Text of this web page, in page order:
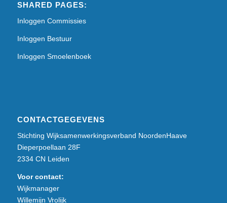
SHARED PAGES:
Inloggen Commissies
Inloggen Bestuur
Inloggen Smoelenboek
CONTACTGEGEVENS
Stichting Wijksamenwerkingsverband NoordenHaave
Dieperpoellaan 28F
2334 CN Leiden
Voor contact:
Wijkmanager
Willemijn Vrolijk